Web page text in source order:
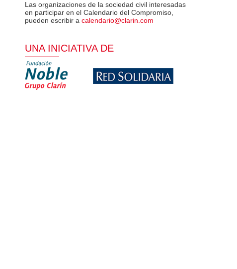
Las organizaciones de la sociedad civil interesadas
en participar en el Calendario del Compromiso,
pueden escribir a calendario@clarin.com
UNA INICIATIVA DE